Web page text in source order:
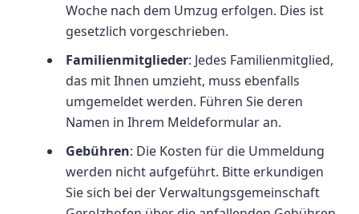
Woche nach dem Umzug erfolgen. Dies ist
gesetzlich vorgeschrieben.
Familienmitglieder: Jedes Familienmitglied,
das mit Ihnen umzieht, muss ebenfalls
umgemeldet werden. Führen Sie deren
Namen in Ihrem Meldeformular an.
Gebühren: Die Kosten für die Ummeldung
werden nicht aufgeführt. Bitte erkundigen
Sie sich bei der Verwaltungsgemeinschaft